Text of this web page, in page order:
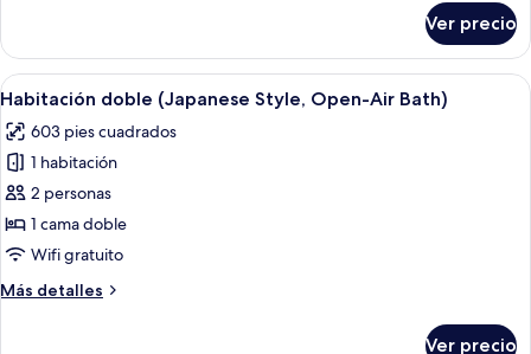
Style,
Open-
Air
Bath)
con
camas
(Japanese
Style,
Air
Bath)
Ver precio
Abrir
todas
las
fotos
de
Habitación
doble
Style,
Una habitación tradicional japonesa
6
Habitación doble (Japanese Style, Open-Air Bath)
603 pies cuadrados
1 habitación
2 personas
1 cama doble
Wifi gratuito
Más detalles
Más
Ver precio